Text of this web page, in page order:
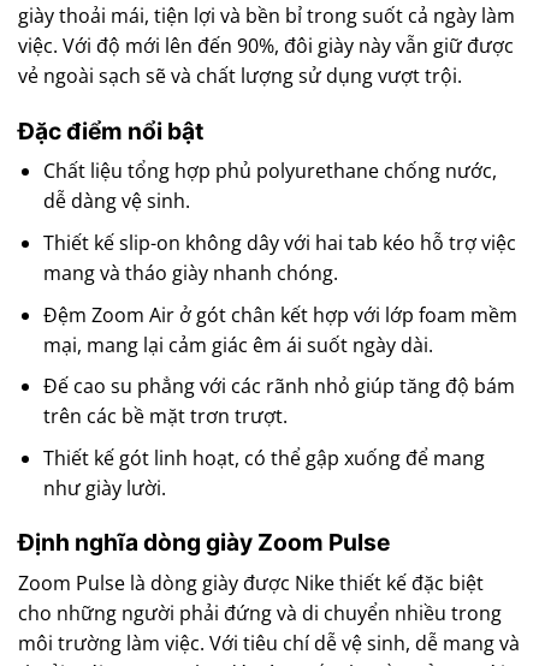
giày thoải mái, tiện lợi và bền bỉ trong suốt cả ngày làm
việc. Với độ mới lên đến 90%, đôi giày này vẫn giữ được
vẻ ngoài sạch sẽ và chất lượng sử dụng vượt trội.
Đặc điểm nổi bật
Chất liệu tổng hợp phủ polyurethane chống nước,
dễ dàng vệ sinh.
Thiết kế slip-on không dây với hai tab kéo hỗ trợ việc
mang và tháo giày nhanh chóng.
Đệm Zoom Air ở gót chân kết hợp với lớp foam mềm
mại, mang lại cảm giác êm ái suốt ngày dài.
Đế cao su phẳng với các rãnh nhỏ giúp tăng độ bám
trên các bề mặt trơn trượt.
Thiết kế gót linh hoạt, có thể gập xuống để mang
như giày lười.
Định nghĩa dòng giày Zoom Pulse
Zoom Pulse là dòng giày được Nike thiết kế đặc biệt
cho những người phải đứng và di chuyển nhiều trong
môi trường làm việc. Với tiêu chí dễ vệ sinh, dễ mang và